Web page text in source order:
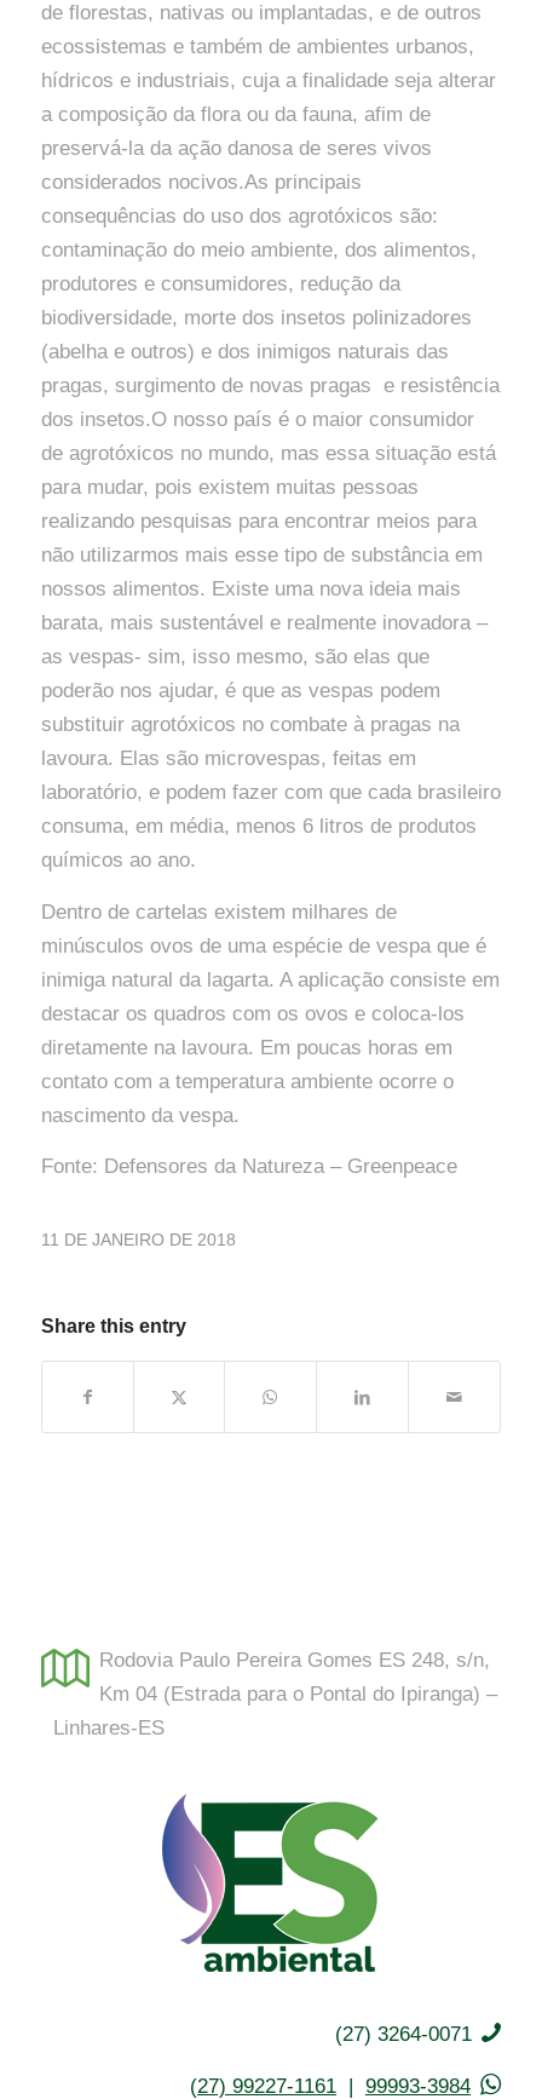
de florestas, nativas ou implantadas, e de outros
ecossistemas e também de ambientes urbanos,
hídricos e industriais, cuja a finalidade seja alterar
a composição da flora ou da fauna, afim de
preservá-la da ação danosa de seres vivos
considerados nocivos.As principais
consequências do uso dos agrotóxicos são:
contaminação do meio ambiente, dos alimentos,
produtores e consumidores, redução da
biodiversidade, morte dos insetos polinizadores
(abelha e outros) e dos inimigos naturais das
pragas, surgimento de novas pragas e resistência
dos insetos.O nosso país é o maior consumidor
de agrotóxicos no mundo, mas essa situação está
para mudar, pois existem muitas pessoas
realizando pesquisas para encontrar meios para
não utilizarmos mais esse tipo de substância em
nossos alimentos. Existe uma nova ideia mais
barata, mais sustentável e realmente inovadora –
as vespas- sim, isso mesmo, são elas que
poderão nos ajudar, é que as vespas podem
substituir agrotóxicos no combate à pragas na
lavoura. Elas são microvespas, feitas em
laboratório, e podem fazer com que cada brasileiro
consuma, em média, menos 6 litros de produtos
químicos ao ano.
Dentro de cartelas existem milhares de
minúsculos ovos de uma espécie de vespa que é
inimiga natural da lagarta. A aplicação consiste em
destacar os quadros com os ovos e coloca-los
diretamente na lavoura. Em poucas horas em
contato com a temperatura ambiente ocorre o
nascimento da vespa.
Fonte: Defensores da Natureza – Greenpeace
11 DE JANEIRO DE 2018
Share this entry
Rodovia Paulo Pereira Gomes ES 248, s/n,
Km 04 (Estrada para o Pontal do Ipiranga) –
Linhares-ES
(27) 3264-0071
(27) 99227-1161| 99993-3984